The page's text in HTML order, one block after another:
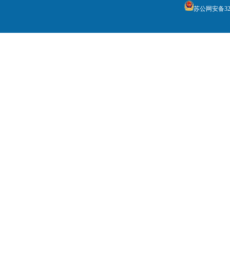
苏公网安备